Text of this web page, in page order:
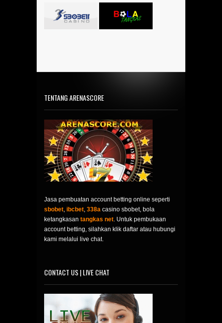
TENTANG ARENASCORE
Jasa pembuatan account betting online seperti
sbobet, ibcbet, 338a casino sbobet, bola
ketangkasan tangkas net. Untuk pembukaan
account betting, silahkan klik daftar atau hubungi
kami melalui live chat.
CONTACT US | LIVE CHAT